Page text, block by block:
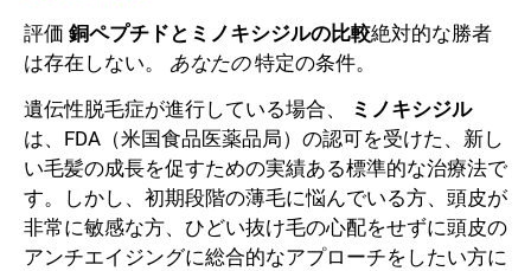
評価 銅ペプチドとミノキシジルの比較絶対的な勝者
は存在しない。 あなたの特定の条件。
遺伝性脱毛症が進行している場合、
ミノキシジル
は、FDA（米国食品医薬品局）の認可を受けた、新し
い毛髪の成長を促すための実績ある標準的な治療法で
す。しかし、初期段階の薄毛に悩んでいる方、頭皮が
非常に敏感な方、ひどい抜け毛の心配をせずに頭皮の
アンチエイジングに総合的なアプローチをしたい方に